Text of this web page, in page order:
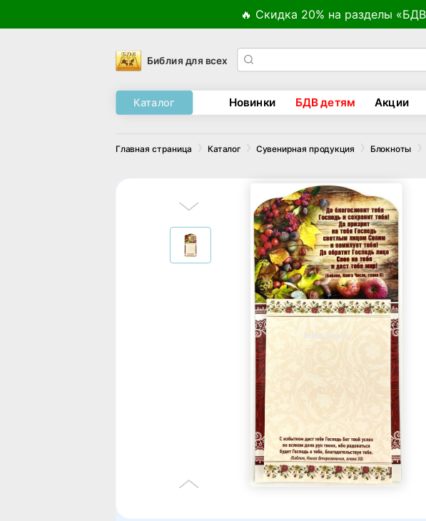
🔥 Скидка 20% на разделы
Библия для всех
Каталог Новинки БДВ детям Акции
Главная страница Каталог Сувенирная продукция Блокноты